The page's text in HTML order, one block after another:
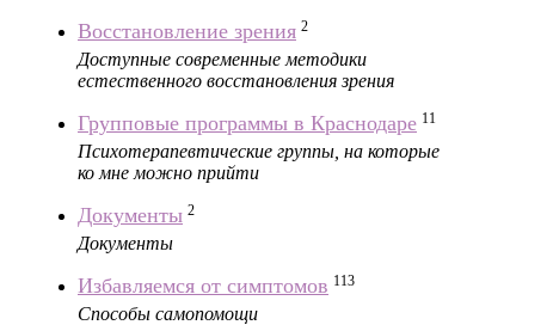
Восстановление зрения 2
Доступные современные методики
естественного восстановления зрения
Групповые программы в Краснодаре 11
Психотерапевтические группы, на которые
ко мне можно прийти
Документы 2
Документы
Избавляемся от симптомов 113
Способы самопомощи